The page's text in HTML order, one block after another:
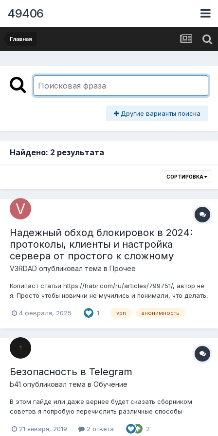
49406
Главная
Другие варианты поиска
Найдено: 2 результата
СОРТИРОВКА
Надежный обход блокировок в 2024:
протоколы, клиенты и настройка
сервера от простого к сложному
V3RDAD опубликовал тема в Прочее
Копипаст статьи https://habr.com/ru/articles/799751/, автор не
я. Просто чтобы новички не мучились и понимали, что делать,
его интернета в путинском чебурнете, который ухудшается с
4 февраля, 2025 1 vpn анонимность
Безопасность в Telegram
b41 опубликовал тема в Обучение
В этом гайде или даже вернее будет сказать сборником
советов я попробую перечислить различные способы
простые, но я уверен, что многие найдут для себя что-то
21 января, 2019 2 ответа 2